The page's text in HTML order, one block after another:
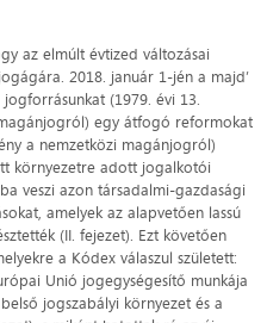
az elmúlt évtized változásai
2018. január 1-jén a majd’
(1979. évi 13.
egy átfogó reformokat
a nemzetközi magánjogról)
környezetre adott jogalkotói
veszi azon társadalmi-gazdasági
amelyek az alapvetően lassú
(II. fejezet). Ezt követően
a Kódex válaszul született:
Unió jogegységesítő munkája
jogszabályi környezet és a